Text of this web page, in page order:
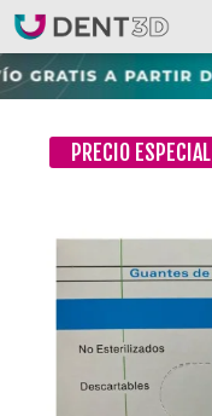
PRECIO ESPECIAL